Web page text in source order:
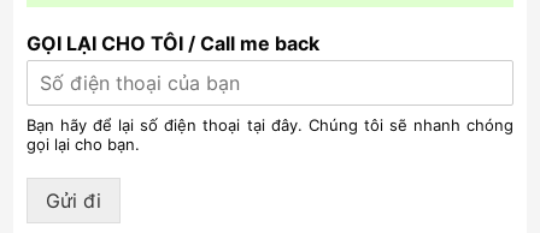
GỌI LẠI CHO TÔI / Call me back
Bạn hãy để lại số điện thoại tại đây. Chúng tôi sẽ nhanh chóng
gọi lại cho bạn.
Gửi đi